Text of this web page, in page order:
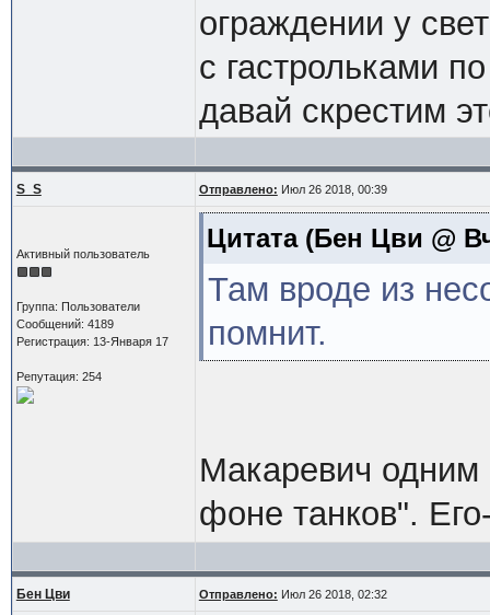
ограждении у
с гастрольками
давай скрестим
S_S Отправлено: Июл 26 2018, 00:39
Активный пользователь
Группа: Пользователи
Сообщений: 4189
Регистрация: 13-Января 17
Репутация: 254
Цитата(Бен Цви @
Там вроде из
помнит.
Макаревич одним
фоне танков".
Бен Цви Отправлено: Июл 26 2018, 02:32